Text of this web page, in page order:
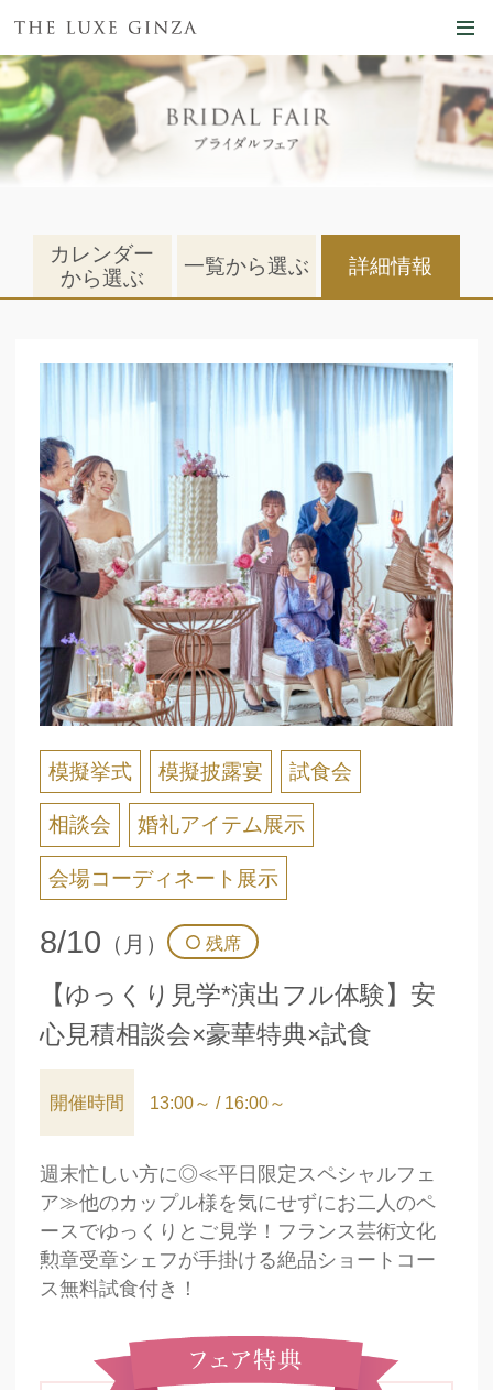
カレンダー
から選ぶ
一覧から選ぶ 詳細情報
8/10 （月） 残席
模擬挙式 模擬披露宴 試食会
相談会 婚礼アイテム展示
会場コーディネート展示
【ゆっくり見学*演出フル体験】安
心見積相談会×豪華特典×試食
開催時間 13:00～ / 16:00～
週末忙しい方に◎≪平日限定スペシャルフェ
ア≫他のカップル様を気にせずにお二人のペ
ースでゆっくりとご見学！フランス芸術文化
勲章受章シェフが手掛ける絶品ショートコー
ス無料試食付き！